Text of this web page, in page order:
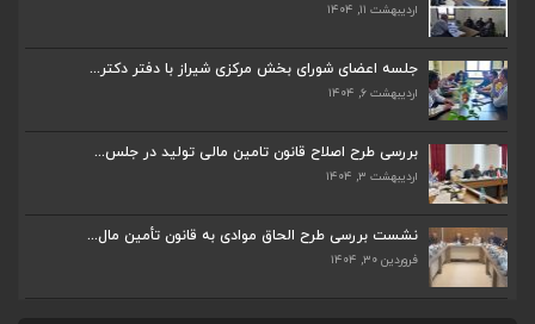
اردیبهشت ۱۱, ۱۴۰۴
جلسه اعضای شورای بخش مرکزی شیراز با دفتر دکتر...
اردیبهشت ۶, ۱۴۰۴
بررسی طرح اصلاح قانون تامین مالی تولید در جلس...
اردیبهشت ۳, ۱۴۰۴
نشست بررسی طرح الحاق موادی به قانون تأمین مال...
فروردین ۳۰, ۱۴۰۴
بررسی چالش‌های آبرسانی در شیراز و زرقان در جل...
جلسه اعضای شورای بخش مرکزی شیراز با دفتر دکتر...
اردیبهشت ۶, ۱۴۰۴
پیگیری دکتر قادری و سایر نمایندگان شیراز ارتق...
اردیبهشت ۲۳, ۱۴۰۴